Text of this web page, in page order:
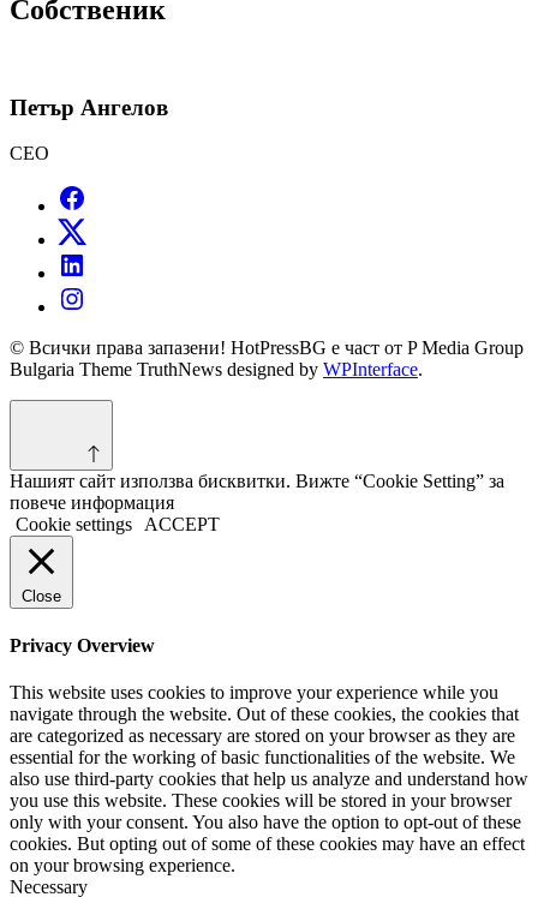
Собственик
Петър Ангелов
CEO
© Всички права запазени! HotPressBG е част от P Media Group
Bulgaria Theme TruthNews designed by WPInterface.
Нашият сайт използва бисквитки. Вижте “Cookie Setting” за
повече информация
Cookie settings
ACCEPT
Close
Privacy Overview
This website uses cookies to improve your experience while you
navigate through the website. Out of these cookies, the cookies that
are categorized as necessary are stored on your browser as they are
essential for the working of basic functionalities of the website. We
also use third-party cookies that help us analyze and understand how
you use this website. These cookies will be stored in your browser
only with your consent. You also have the option to opt-out of these
cookies. But opting out of some of these cookies may have an effect
on your browsing experience.
Necessary